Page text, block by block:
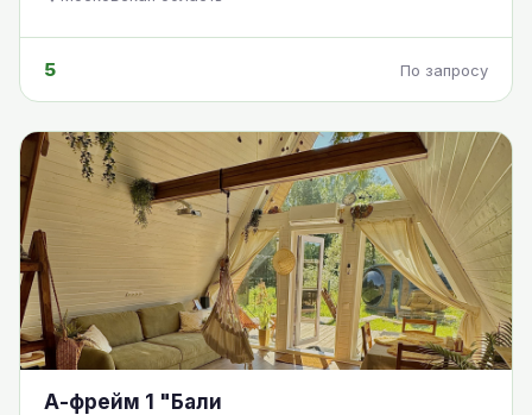
5 По запросу
А-фрейм 1 "Бали